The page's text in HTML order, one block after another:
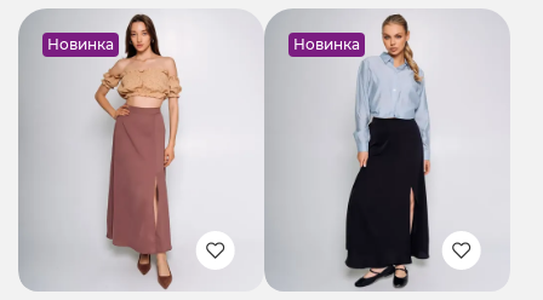
Новинка Новинка